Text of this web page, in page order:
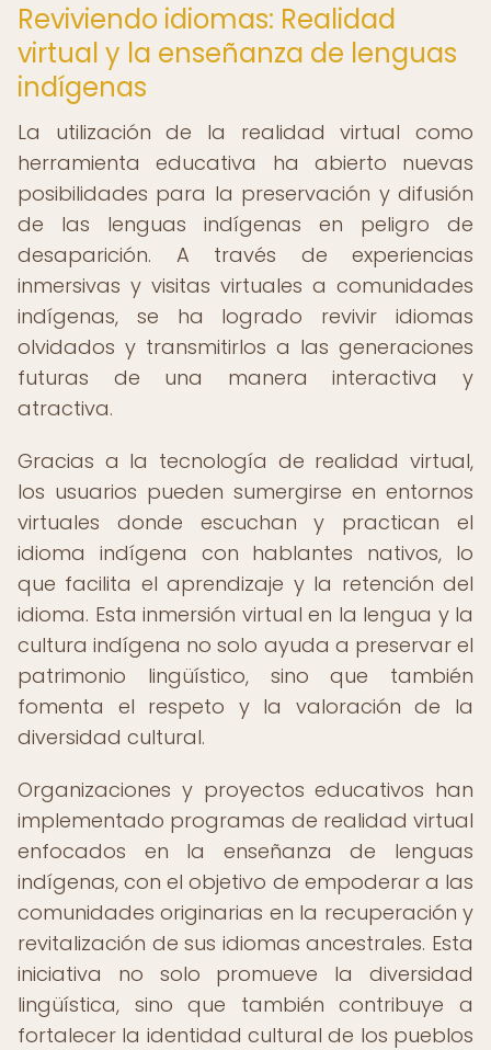
Reviviendo idiomas: Realidad
virtual y la enseñanza de lenguas
indígenas
La utilización de la realidad virtual como
herramienta educativa ha abierto nuevas
posibilidades para la preservación y difusión
de las lenguas indígenas en peligro de
desaparición. A través de experiencias
inmersivas y visitas virtuales a comunidades
indígenas, se ha logrado revivir idiomas
olvidados y transmitirlos a las generaciones
futuras de una manera interactiva y
atractiva.
Gracias a la tecnología de realidad virtual,
los usuarios pueden sumergirse en entornos
virtuales donde escuchan y practican el
idioma indígena con hablantes nativos, lo
que facilita el aprendizaje y la retención del
idioma. Esta inmersión virtual en la lengua y la
cultura indígena no solo ayuda a preservar el
patrimonio lingüístico, sino que también
fomenta el respeto y la valoración de la
diversidad cultural.
Organizaciones y proyectos educativos han
implementado programas de realidad virtual
enfocados en la enseñanza de lenguas
indígenas, con el objetivo de empoderar a las
comunidades originarias en la recuperación y
revitalización de sus idiomas ancestrales. Esta
iniciativa no solo promueve la diversidad
lingüística, sino que también contribuye a
fortalecer la identidad cultural de los pueblos